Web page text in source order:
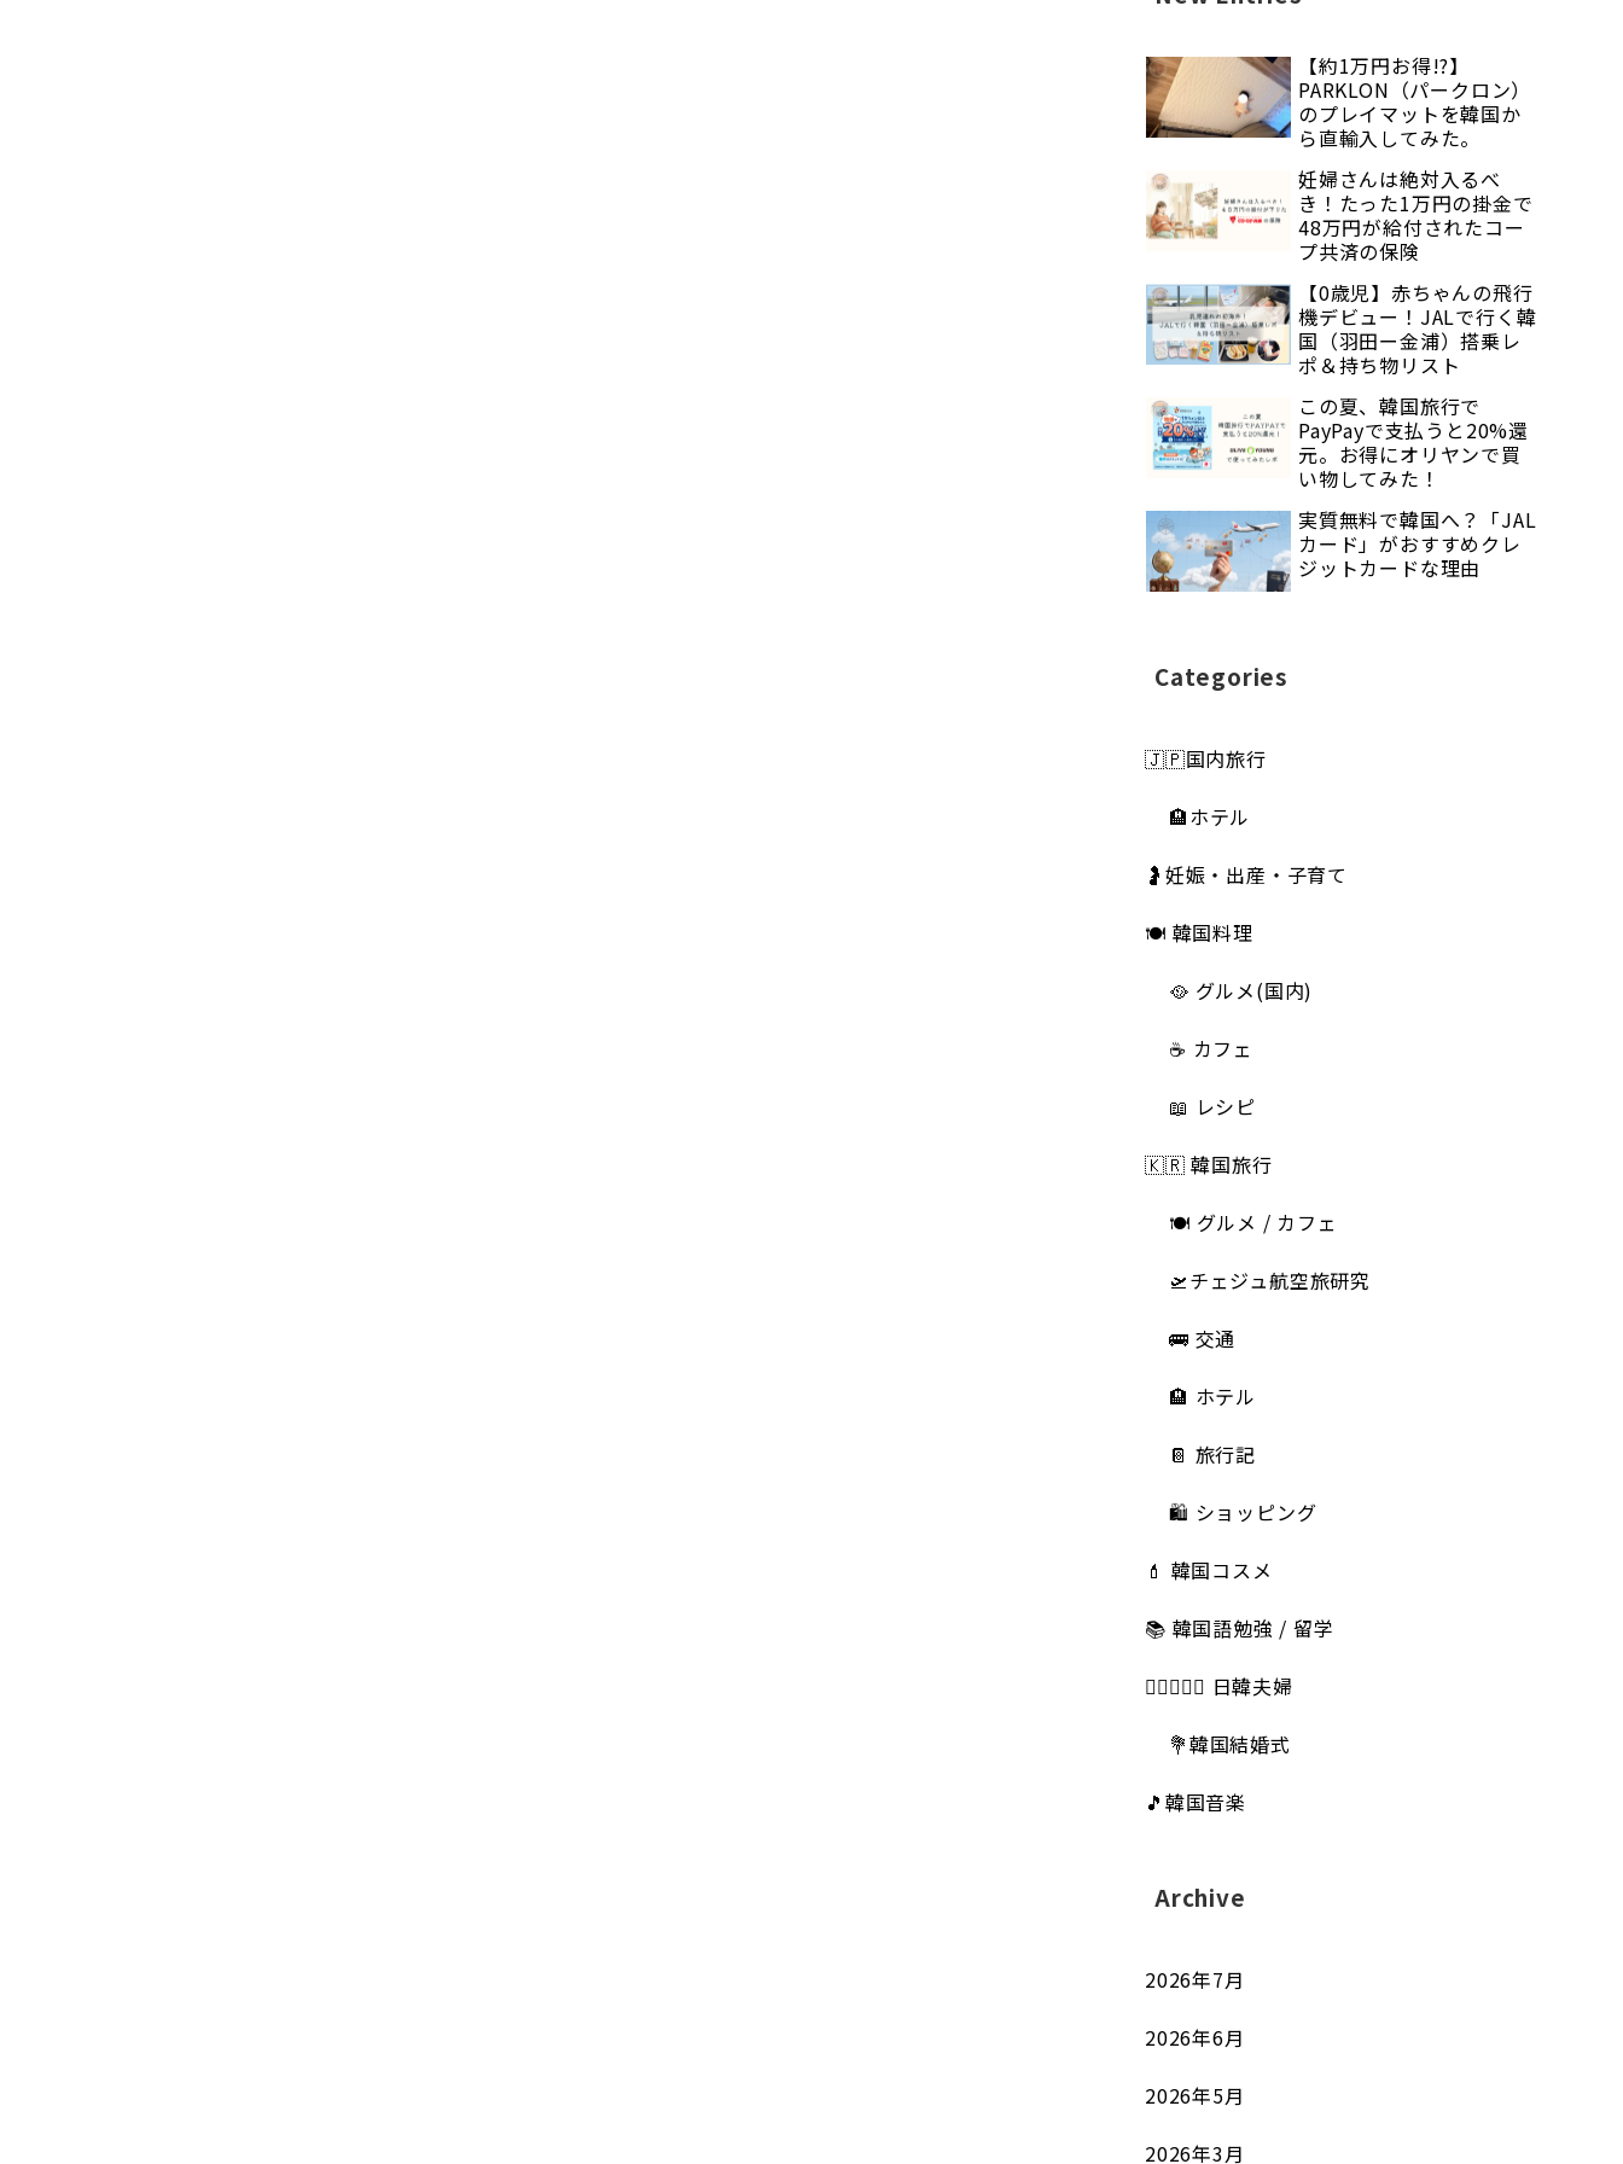
【約1万円お得!?】
PARKLON（パークロン）
のプレイマットを韓国か
ら直輸入してみた。
妊婦さんは絶対入るべ
き！たった1万円の掛金で
48万円が給付されたコー
プ共済の保険
【0歳児】赤ちゃんの飛行
機デビュー！JALで行く韓
国（羽田ー金浦）搭乗レ
ポ＆持ち物リスト
この夏、韓国旅行で
PayPayで支払うと20%還
元。お得にオリヤンで買
い物してみた！
実質無料で韓国へ？「JAL
カード」がおすすめクレ
ジットカードな理由
Categories
🇯🇵国内旅行
🏨ホテル
🤰妊娠・出産・子育て
🍽 韓国料理
🥘 グルメ(国内)
☕️ カフェ
📖 レシピ
🇰🇷 韓国旅行
🍽 グルメ / カフェ
🛫チェジュ航空旅研究
🚌 交通
🏨 ホテル
📔 旅行記
🛍️ ショッピング
💄 韓国コスメ
📚 韓国語勉強 / 留学
👩🏻‍❤️‍👨🏻 日韓夫婦
💐韓国結婚式
🎵韓国音楽
Archive
2026年7月
2026年6月
2026年5月
2026年3月